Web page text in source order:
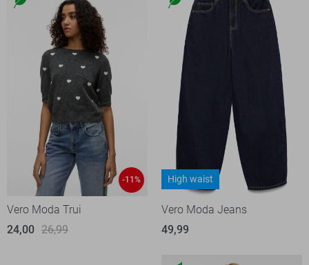
-11%
Vero Moda Trui
24,00 26,99
High waist
Vero Moda Jeans
49,99